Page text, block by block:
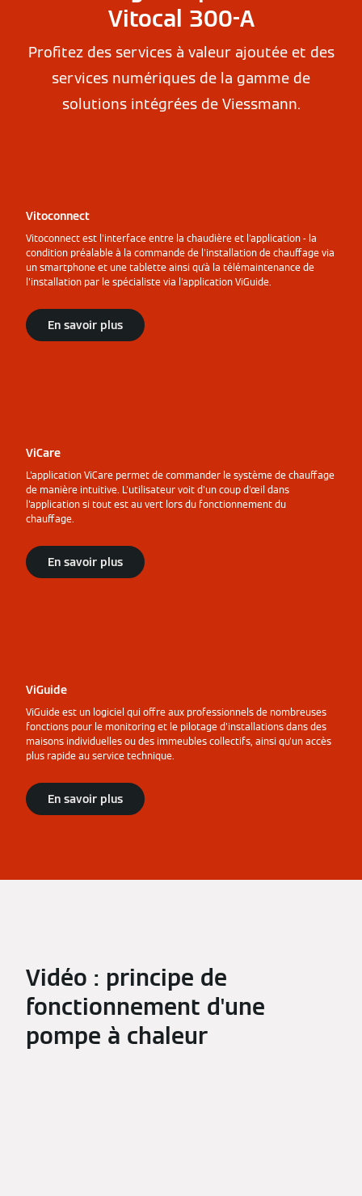
Vitocal 300-A
Profitez des services à valeur ajoutée et des
services numériques de la gamme de
solutions intégrées de Viessmann.
Vitoconnect
Vitoconnect est l'interface entre la chaudière et l'application - la
condition préalable à la commande de l'installation de chauffage via
un smartphone et une tablette ainsi qu'à la télémaintenance de
l'installation par le spécialiste via l'application ViGuide.
En savoir plus
ViCare
L'application ViCare permet de commander le système de chauffage
de manière intuitive. L'utilisateur voit d'un coup d'œil dans
l'application si tout est au vert lors du fonctionnement du
chauffage.
En savoir plus
ViGuide
ViGuide est un logiciel qui offre aux professionnels de nombreuses
fonctions pour le monitoring et le pilotage d'installations dans des
maisons individuelles ou des immeubles collectifs, ainsi qu'un accès
plus rapide au service technique.
En savoir plus
Vidéo : principe de
fonctionnement d'une
pompe à chaleur